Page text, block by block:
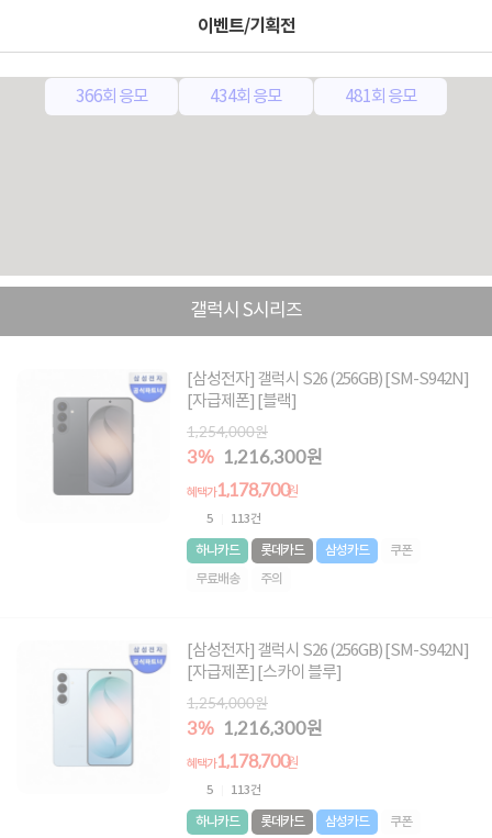
이벤트/기획전
고객님이 보유한 응모권은
366회 응모 434회 응모 481회 응모
갤럭시 S시리즈
[삼성전자] 갤럭시 S26 (256GB) [SM-S942N]
[자급제폰] [블랙]
1,254,000원
3% 1,216,300원
혜택가1,178,700원
5 113건
하나카드 롯데카드 삼성카드
쿠폰
무료배송
주의
[삼성전자] 갤럭시 S26 (256GB) [SM-S942N]
[자급제폰] [스카이 블루]
1,254,000원
3% 1,216,300원
혜택가1,178,700원
5 113건
하나카드 롯데카드 삼성카드
쿠폰